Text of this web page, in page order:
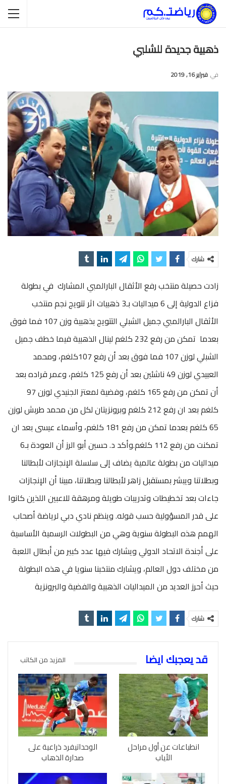
ذهبية جديدة للشلبي
في فبراير 16, 2019
شارك
زادت حصيلة منتخب رفع الأثقال البارالمبي المشارك في بطولة
فزاع الدولية إلى 6 ميداليات بـ3 ذهبيات اثر تتويج نجم منتخب
الأثقال البارالمبي جميل الشبلي التتويج بذهبية وزن 107 فما فوق
بعدما تمكن من رفع 232 كلغم لينال الذهبية فيما خطف جميل
الشبلي لوزن 107 فما فوق بعد أن رفع 107كلغم، ومحمد
العبيدي لوزن 49 ناشئين بعد أن رفع 125 كلغم، وعمر قراده بعد
أن تمكن من رفع 165 كلغم، وفضية لمعتز الجنيدي لوزن 97
كلغم بعد ان رفع 212 كلغم وبرونزيتان لكل من محمد طربش لوزن
65 كلغم بعدما تمكن من رفع 181 كلغم، وأسماء عيسى بعد ان
تمكنت من رفع 112 كلغم.وأكد د. حسين أبو الرز أن العودة بـ6
ميداليات من بطولة عالمية يضاف إلى سلسلة الإنجازات لأبطالنا
وبطلاتنا ويبشر بمستقبل زاهر لأبطالنا وبطلاتنا، مبينا أن الإنجازات
جاءات بعد تخطيطات وتدريبات طويلة ومرهقة للاعبين اللذين كانوا
على قدر المسؤولية حسب قوله. وينظم نادي دبي لرياضة أصحاب
الهمم هذه البطولة سنوية وهي من البطولات الرسمية الأساسية
على أجندة الاتحاد الدولي ويشارك فيها عدد كبير من أبطال اللعبة
من مختلف دول العالم، ويشارك منتخبنا سنويا في هذه البطولة
حيث أحرز العديد من الميداليات الذهبية والفضية والبرونزية
شارك
قد يعجبك ايضا المزيد من الكاتب
انطباعات عن أول مراحل
الأياب
الوحداتيفرد ذراعية على
صدارة الذهاب